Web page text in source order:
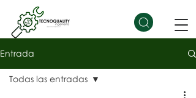
Entrada
Todas las entradas